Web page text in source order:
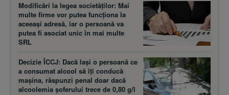
Modificări la legea societăţilor: Mai
multe firme vor putea funcţiona la
aceeaşi adresă, iar o persoană va
putea fi asociat unic în mai multe
SRL
Decizie ÎCCJ: Dacă laşi o persoană ce
a consumat alcool să îţi conducă
maşina, răspunzi penal doar dacă
alcoolemia şoferului trece de 0,80 g/l